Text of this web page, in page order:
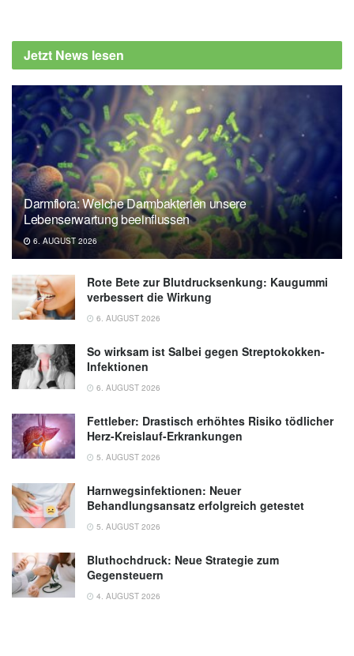
Jetzt News lesen
Darmflora: Welche Darmbakterien unsere
Lebenserwartung beeinflussen
6. AUGUST 2026
Rote Bete zur Blutdrucksenkung: Kaugummi
verbessert die Wirkung
6. AUGUST 2026
So wirksam ist Salbei gegen Streptokokken-
Infektionen
6. AUGUST 2026
Fettleber: Drastisch erhöhtes Risiko tödlicher
Herz-Kreislauf-Erkrankungen
5. AUGUST 2026
Harnwegsinfektionen: Neuer
Behandlungsansatz erfolgreich getestet
5. AUGUST 2026
Bluthochdruck: Neue Strategie zum
Gegensteuern
4. AUGUST 2026